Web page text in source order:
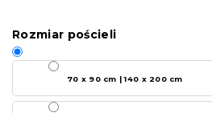
Rozmiar pościeli
70 x 90 cm | 140 x 200 cm